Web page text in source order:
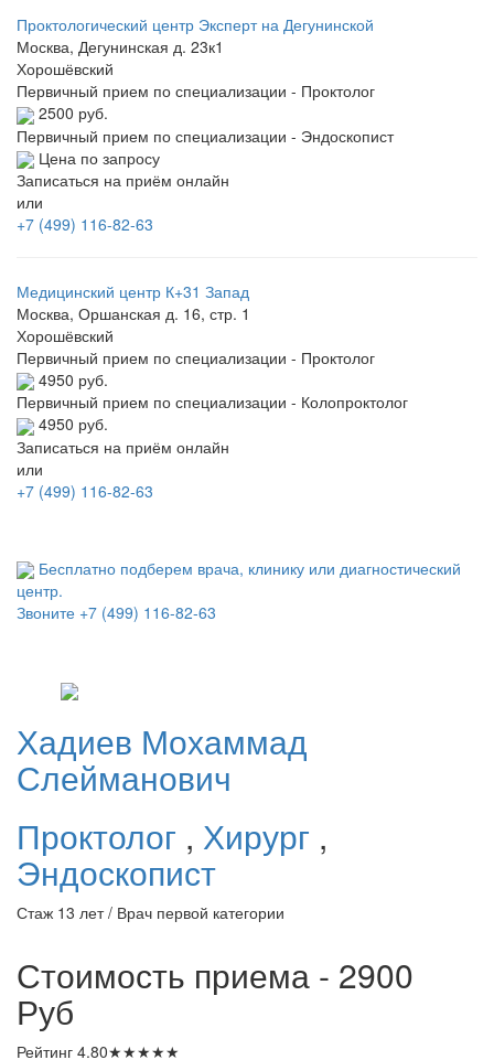
Проктологический центр Эксперт на Дегунинской
Москва, Дегунинская д. 23к1
Хорошёвский
Первичный прием по специализации - Проктолог
2500 руб.
Первичный прием по специализации - Эндоскопист
Цена по запросу
Записаться на приём онлайн
или
+7 (499) 116-82-63
Медицинский центр К+31 Запад
Москва, Оршанская д. 16, стр. 1
Хорошёвский
Первичный прием по специализации - Проктолог
4950 руб.
Первичный прием по специализации - Колопроктолог
4950 руб.
Записаться на приём онлайн
или
+7 (499) 116-82-63
Бесплатно подберем врача, клинику или диагностический
центр.
Звоните +7 (499) 116-82-63
Хадиев Мохаммад
Слейманович
Проктолог , Хирург ,
Эндоскопист
Стаж 13 лет / Врач первой категории
Стоимость приема - 2900
Руб
Рейтинг 4.80★★★★★